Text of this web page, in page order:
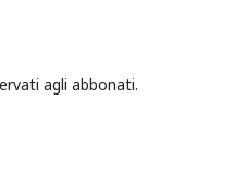
agli abbonati.